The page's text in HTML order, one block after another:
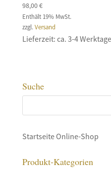
98,00€
Enthält 19% MwSt.
zzgl. Versand
Lieferzeit: ca. 3-4 Werktage
Suche
Startseite Online-Shop
Produkt-Kategorien